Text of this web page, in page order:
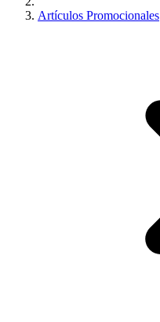
Artículos Promocionales